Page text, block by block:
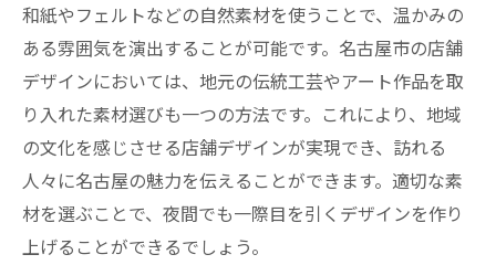
和紙やフェルトなどの自然素材を使うことで、温かみの
ある雰囲気を演出することが可能です。名古屋市の店舗
デザインにおいては、地元の伝統工芸やアート作品を取
り入れた素材選びも一つの方法です。これにより、地域
の文化を感じさせる店舗デザインが実現でき、訪れる
人々に名古屋の魅力を伝えることができます。適切な素
材を選ぶことで、夜間でも一際目を引くデザインを作り
上げることができるでしょう。